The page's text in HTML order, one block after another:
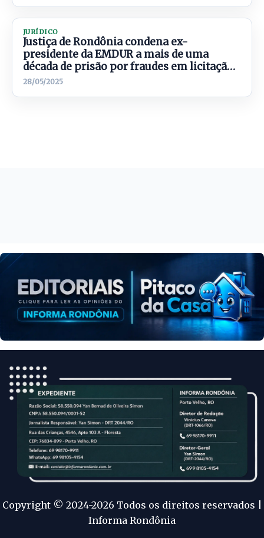
JURÍDICO
Justiça de Rondônia condena ex-
presidente da EMDUR a mais de uma
década de prisão por fraudes em licitação
e falsificação de documentos
28/05/2025
Copyright © 2024-2026 Todos os direitos reservados |
Informa Rondônia